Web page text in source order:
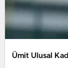
Ümit Ulusal